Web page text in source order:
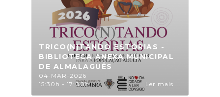
TRICO(N)TANDO ESTÓRIAS -
BIBLIOTECA ANEXA MUNICIPAL
DE ALMALAGUÊS
04-MAR-2026
15:30h - 17:00h
Ler mais ...